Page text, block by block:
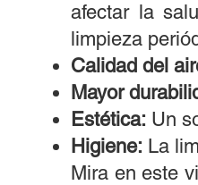
afectar la
limpieza
Calidad del
Mayor
Estética: Un
Higiene: La
Mira en este